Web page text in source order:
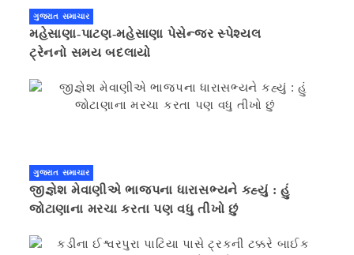
ગુજરાત સમાચાર
મહેસાણા-પાટણ-મહેસાણા પેસેન્જર સ્પેશ્યલ
ટ્રેનનો સમય બદલાયો
ગુજરાત સમાચાર
જીજ્ઞેશ મેવાણીએ ભાજપના ધારાસભ્યને કહ્યું : હું
જોટાણાના મરચા કરતા પણ વધુ તીખો છું